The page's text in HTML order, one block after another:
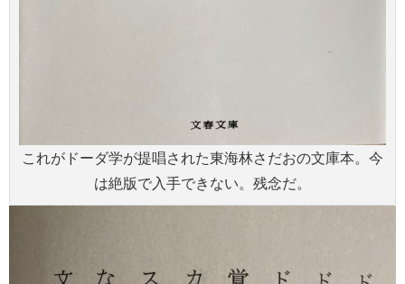
これがドーダ学が提唱された東海林さだおの文庫本。今
は絶版で入手できない。残念だ。